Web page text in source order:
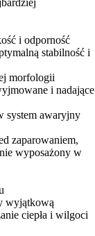
i odporność
stabilność i
morfologii
i nadające
system awaryjny
zaparowaniem,
wyposażony w
wyjątkową
ciepła i wilgoci